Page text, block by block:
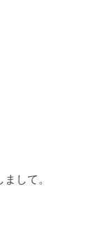
して。